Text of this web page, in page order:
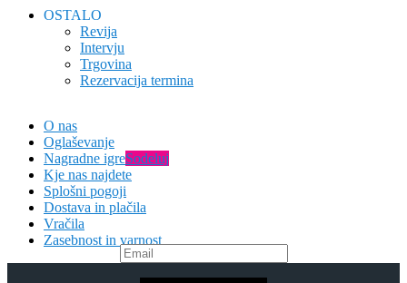
OSTALO
Revija
Intervju
Trgovina
Rezervacija termina
O nas
Oglaševanje
Nagradne igreSodeluj
Kje nas najdete
Splošni pogoji
Dostava in plačila
Vračila
Zasebnost in varnost